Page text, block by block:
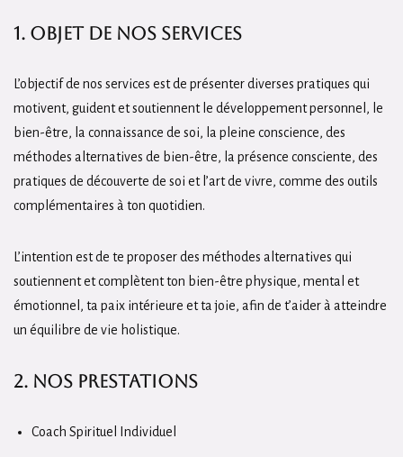
1. Objet de nos services
L’objectif de nos services est de présenter diverses pratiques qui
motivent, guident et soutiennent le développement personnel, le
bien-être, la connaissance de soi, la pleine conscience, des
méthodes alternatives de bien-être, la présence consciente, des
pratiques de découverte de soi et l’art de vivre, comme des outils
complémentaires à ton quotidien.
L’intention est de te proposer des méthodes alternatives qui
soutiennent et complètent ton bien-être physique, mental et
émotionnel, ta paix intérieure et ta joie, afin de t’aider à atteindre
un équilibre de vie holistique.
2. Nos prestations
Coach Spirituel Individuel